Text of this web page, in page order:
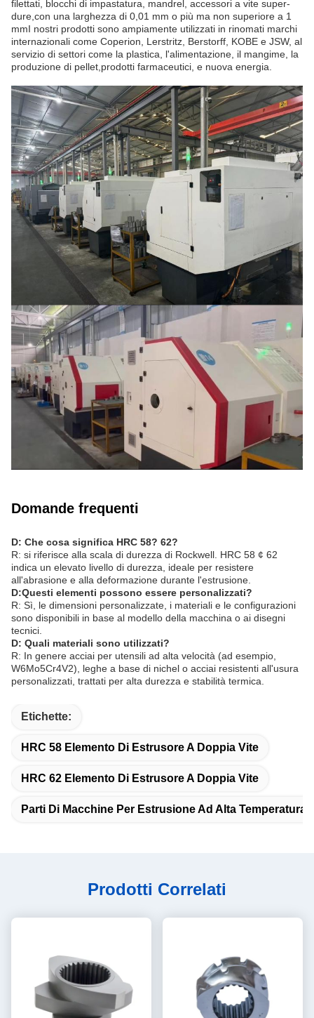
filettati, blocchi di impastatura, mandrel, accessori a vite super-
dure,con una larghezza di 0,01 mm o più ma non superiore a 1
mmI nostri prodotti sono ampiamente utilizzati in rinomati marchi
internazionali come Coperion, Lerstritz, Berstorff, KOBE e JSW, al
servizio di settori come la plastica, l'alimentazione, il mangime, la
produzione di pellet,prodotti farmaceutici, e nuova energia.
Domande frequenti
D: Che cosa significa HRC 58? 62?
R: si riferisce alla scala di durezza di Rockwell. HRC 58 ¢ 62
indica un elevato livello di durezza, ideale per resistere
all'abrasione e alla deformazione durante l'estrusione.
D:Questi elementi possono essere personalizzati?
R: Sì, le dimensioni personalizzate, i materiali e le configurazioni
sono disponibili in base al modello della macchina o ai disegni
tecnici.
D: Quali materiali sono utilizzati?
R: In genere acciai per utensili ad alta velocità (ad esempio,
W6Mo5Cr4V2), leghe a base di nichel o acciai resistenti all'usura
personalizzati, trattati per alta durezza e stabilità termica.
Etichette:
HRC 58 Elemento Di Estrusore A Doppia Vite
HRC 62 Elemento Di Estrusore A Doppia Vite
Parti Di Macchine Per Estrusione Ad Alta Temperatura
Prodotti Correlati